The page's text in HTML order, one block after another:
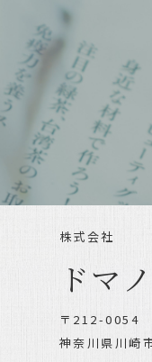
株式会社
ドマ
〒212-0054
神奈川県川崎